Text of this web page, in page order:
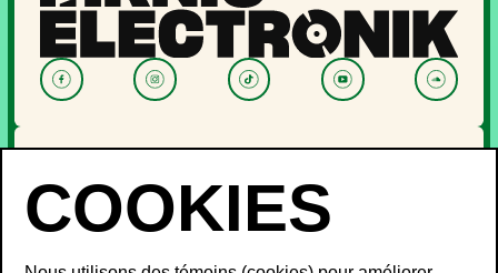
PROGRAMMATION
OFF PIKNIC
PASSES ET BILLETS